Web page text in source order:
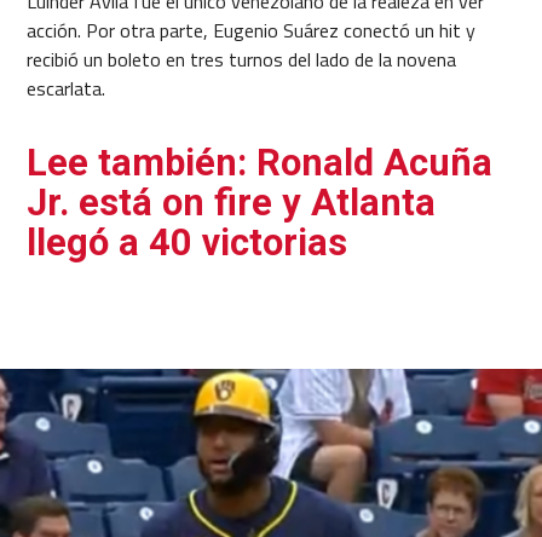
acción. Por otra parte, Eugenio Suárez conectó un hit y
recibió un boleto en tres turnos del lado de la novena
escarlata.
Lee también: Ronald Acuña
Jr. está on fire y Atlanta
llegó a 40 victorias